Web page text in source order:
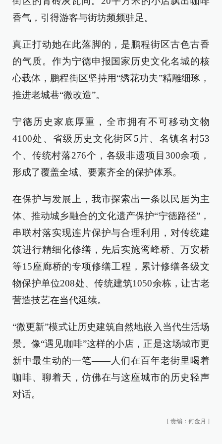
香气，引得游客与街坊频频驻足。
真正打动她在此落脚的，是鹏程街区古色古香
的气质。作为宁德申报国家历史文化名城的核
心载体，鹏程街区坚持用“绣花功夫”精雕细琢，
推进老城巷“微改造”。
宁德历史家底厚重，全市拥有不可移动文物
4100处、省级历史文化街区5片、名镇名村53
个、传统村落276个，各级非遗项目300余项，
形成了覆盖全域、要素齐全的保护体系。
在保护与发展上，我市探索出一条以民居为主
体、推动城乡融合的文化遗产保护“宁德路径”，
串联村落实现连片保护与合理利用，对传统建
筑进行精细化修缮，先后实施鸾峰桥、万安桥
等15座廊桥的专项修缮工程，累计修缮各级文
物保护单位208处、传统建筑1050余栋，让古老
营造技艺在当代延续。
“微更新”模式让历史建筑自然地嵌入当代生活场
景。像“遇见咖啡”这样的小店，正是这场城市更
新中最生动的一笔——人们在百年老街里喝着
咖啡、聊着天，仿佛在与这座城市的历史轻声
对话。
[ 责编：何金月 ]